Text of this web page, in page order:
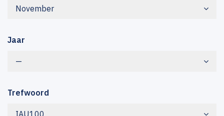
November
Jaar
—
Trefwoord
IAU100